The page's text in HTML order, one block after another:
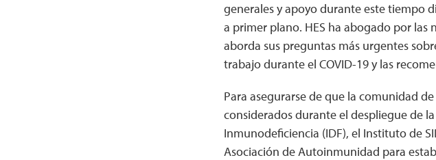
generales y apoyo durante este tiempo
a primer plano. HES ha abogado por las
aborda sus preguntas más urgentes
trabajo durante el COVID-19 y las
Para asegurarse de que la comunidad
considerados durante el despliegue de
Inmunodeficiencia (IDF), el Instituto de
Asociación de Autoinmunidad para